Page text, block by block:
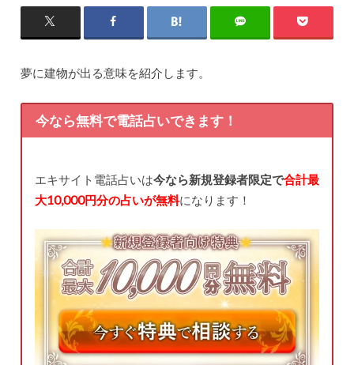
夢に建物が出る意味を紹介します。
今なら無料で電話占いできます！
エキサイト電話占いは今なら新規登録者限定で合計最
大10,000円分の占いが無料になります！